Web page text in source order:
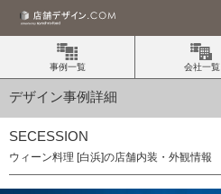
事例一覧 会社一覧
デザイン事例詳細
SECESSION
ウィーン料理 [白浜]の店舗内装・外観情報